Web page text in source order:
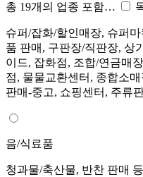
총 19개의 업종 포함…
슈퍼/잡화/할인매장, 슈퍼
품 판매, 구판장/직판장, 상
이드, 잡화점, 조합/연금매
점, 물물교환센터, 종합소
판매-중고, 쇼핑센터, 주류
음/식료품
청과물/축산물, 반찬 판매 등